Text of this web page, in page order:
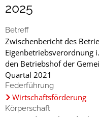
2025
Betreff
Zwischenbericht des
Eigenbetriebsverordnung
den Betriebshof der
Quartal 2021
Federführung
Wirtschaftsförderung
Körperschaft